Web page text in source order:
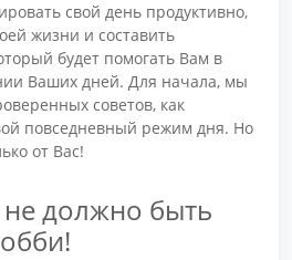
свой день продуктивно,
жизни и составить
будет помогать Вам в
Ваших дней. Для начала, мы
советов, как
повседневный режим дня. Но
от Вас!
не должно быть